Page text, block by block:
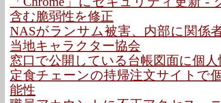
含む脆弱性を修正
NASがランサム被害、内部に関係
当地キャラクター協会
窓口で公開している台帳図面に個
定食チェーンの持帰注文サイトで
能性